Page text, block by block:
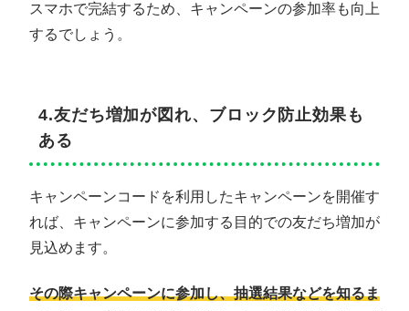
スマホで完結するため、キャンペーンの参加率も向上
するでしょう。
4.友だち増加が図れ、ブロック防止効果も
ある
キャンペーンコードを利用したキャンペーンを開催す
れば、キャンペーンに参加する目的での友だち増加が
見込めます。
その際キャンペーンに参加し、抽選結果などを知るま